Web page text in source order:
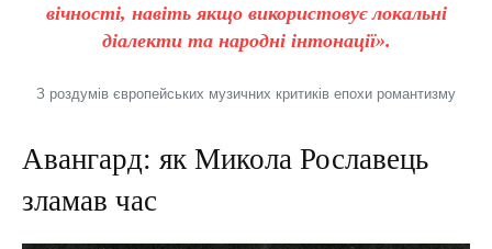
вічності, навіть якщо використовує локальні
діалекти та народні інтонації».
З роздумів європейських музичних критиків епохи романтизму
Авангард: як Микола Рославець
зламав час